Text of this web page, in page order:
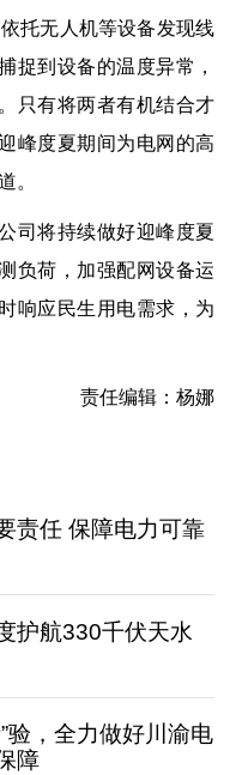
托无人机等设备发现线
捉到设备的温度异常，
只有将两者有机结合才
峰度夏期间为电网的高
。
将持续做好迎峰度夏
负荷，加强配网设备运
响应民生用电需求，为
责任编辑：杨娜
责任 保障电力可靠
护航330千伏天水
验，全力做好川渝电
障